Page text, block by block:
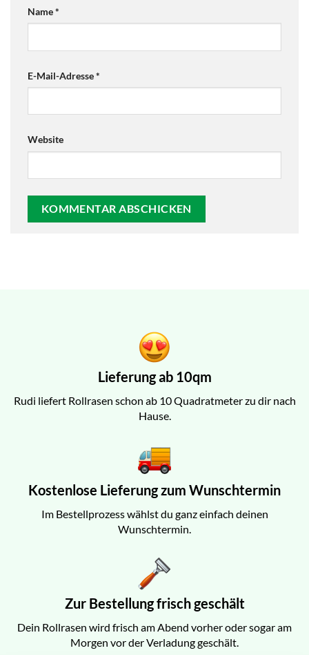
Name*
E-Mail-Adresse*
Website
Lieferung ab 10qm
Rudi liefert Rollrasen schon ab 10 Quadratmeter zu dir nach
Hause.
Kostenlose Lieferung zum Wunschtermin
Im Bestellprozess wählst du ganz einfach deinen
Wunschtermin.
Zur Bestellung frisch geschält
Dein Rollrasen wird frisch am Abend vorher oder sogar am
Morgen vor der Verladung geschält.